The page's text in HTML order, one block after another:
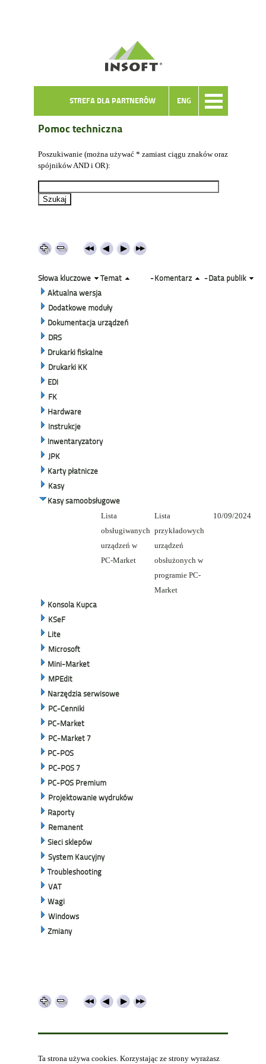
ENG
STREFA DLA PARTNERÓW
Pomoc techniczna
Poszukiwanie (można używać * zamiast ciągu znaków oraz
spójników AND i OR):
Słowa kluczowe Temat -Komentarz -Data publik
Aktualna wersja
Dodatkowe moduły
Dokumentacja urządzeń
DRS
Drukarki fiskalne
Drukarki KK
EDI
FK
Hardware
Instrukcje
Inwentaryzatory
JPK
Karty płatnicze
Kasy
Kasy samoobsługowe
Lista
obsługiwanych
urządzeń w
PC-Market
Lista
przykładowych
urządzeń
obsłużonych w
programie PC-
Market
10/09/2024
Konsola Kupca
KSeF
Lite
Microsoft
Mini-Market
MPEdit
Narzędzia serwisowe
PC-Cenniki
PC-Market
PC-Market 7
PC-POS
PC-POS 7
PC-POS Premium
Projektowanie wydruków
Raporty
Remanent
Sieci sklepów
System Kaucyjny
Troubleshooting
VAT
Wagi
Windows
Zmiany
Ta strona używa cookies. Korzystając ze strony wyrażasz